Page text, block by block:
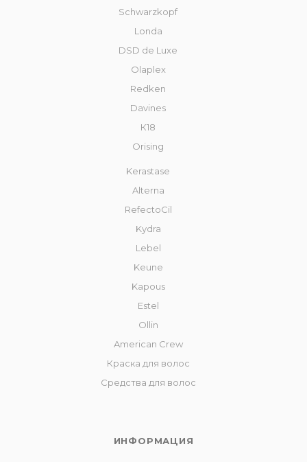
Schwarzkopf
Londa
DSD de Luxe
Olaplex
Redken
Davines
К18
Orising
Kerastase
Alterna
RefectoCil
Kydra
Lebel
Keune
Kapous
Estel
Ollin
American Crew
Краска для волос
Средства для волос
ИНФОРМАЦИЯ